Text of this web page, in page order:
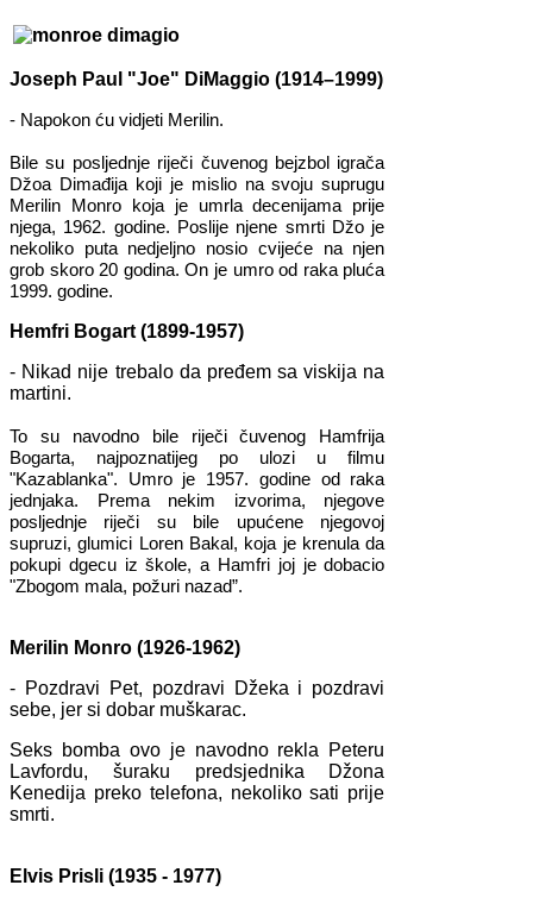
Joseph Paul "Joe" DiMaggio (1914–1999)
- Napokon ću vidjeti Merilin.
Bile su posljednje riječi čuvenog bejzbol igrača
Džoa Dimađija koji je mislio na svoju suprugu
Merilin Monro koja je umrla decenijama prije
njega, 1962. godine. Poslije njene smrti Džo je
nekoliko puta nedjeljno nosio cvijeće na njen
grob skoro 20 godina. On je umro od raka pluća
1999. godine.
Hemfri Bogart (1899-1957)
- Nikad nije trebalo da pređem sa viskija na
martini.
To su navodno bile riječi čuvenog Hamfrija
Bogarta, najpoznatijeg po ulozi u filmu
"Kazablanka". Umro je 1957. godine od raka
jednjaka. Prema nekim izvorima, njegove
posljednje riječi su bile upućene njegovoj
supruzi, glumici Loren Bakal, koja je krenula da
pokupi dgecu iz škole, a Hamfri joj je dobacio
"Zbogom mala, požuri nazad”.
Merilin Monro (1926-1962)
- Pozdravi Pet, pozdravi Džeka i pozdravi
sebe, jer si dobar muškarac.
Seks bomba ovo je navodno rekla Peteru
Lavfordu, šuraku predsjednika Džona
Kenedija preko telefona, nekoliko sati prije
smrti.
Elvis Prisli (1935 - 1977)